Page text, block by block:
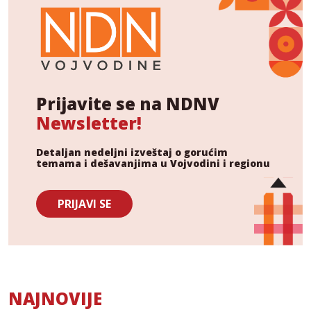
Prijavite se na NDNV
Newsletter!
Detaljan nedeljni izveštaj o gorućim
temama i dešavanjima u Vojvodini i regionu
PRIJAVI SE
NAJNOVIJE